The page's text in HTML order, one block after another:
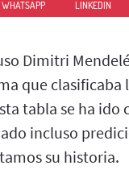
WHATSAPP LINKEDIN
Dimitri
que clasificaba
tabla se ha
incluso
su historia.